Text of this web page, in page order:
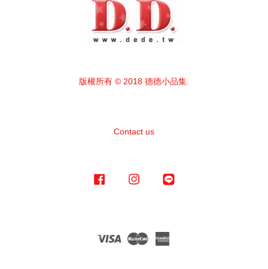
版權所有 © 2018 德德小品集.
Contact us
Facebook Instagram
Visa Master